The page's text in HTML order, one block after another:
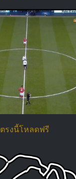
ตรงนี้โหลดฟรี